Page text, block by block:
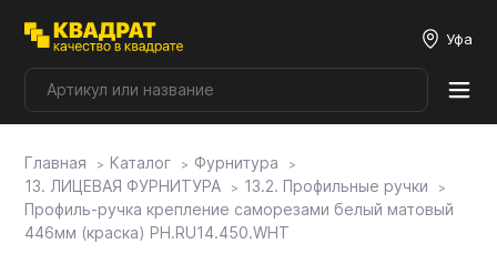
Уфа
Плитные материалы
Фурнитура
Главная Каталог
Фурнитура
13. ЛИЦЕВАЯ ФУРНИТУРА
13.2. Профильные ручки
Профиль-ручка крепление саморезами белый матовый
446мм (краска) PH.RU14.450.WHT